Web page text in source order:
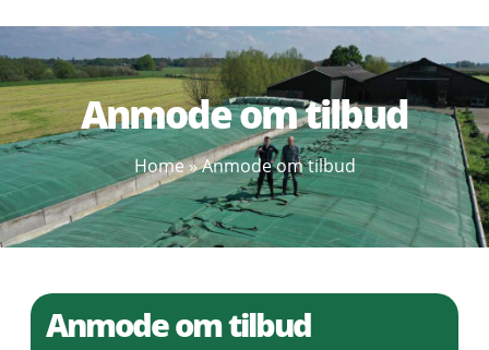
Anmode om tilbud
Home»Anmode om tilbud
Anmode om tilbud